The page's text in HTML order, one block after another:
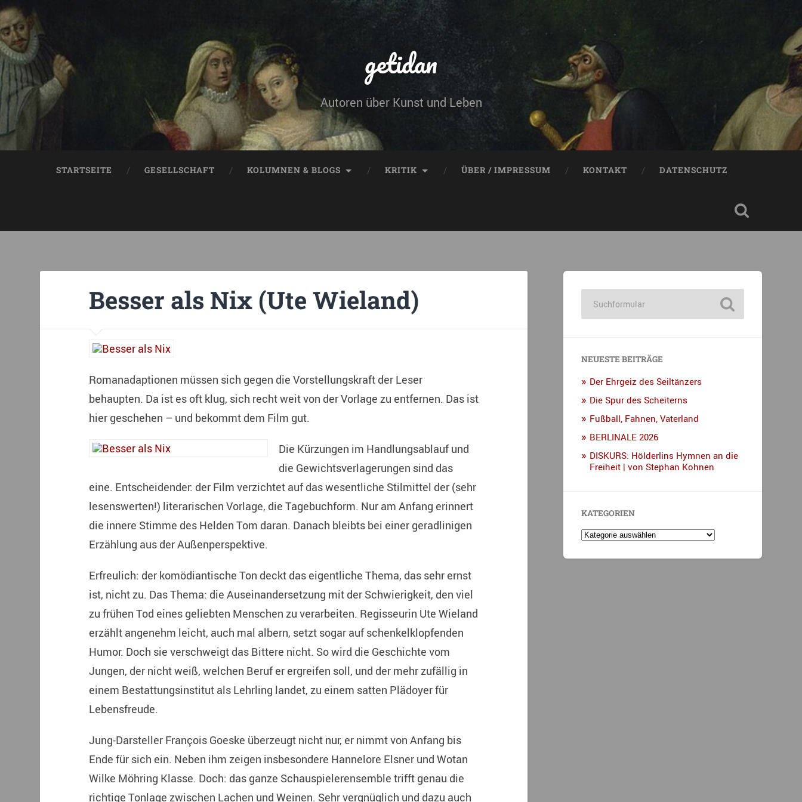
getidan
Autoren über Kunst und Leben
STARTSEITE GESELLSCHAFT KOLUMNEN & BLOGS KRITIK ÜBER / IMPRESSUM KONTAKT DATENSCHUTZ
Besser als Nix (Ute Wieland)
Romanadaptionen müssen sich gegen die Vorstellungskraft der Leser
behaupten. Da ist es oft klug, sich recht weit von der Vorlage zu entfernen. Das ist
hier geschehen – und bekommt dem Film gut.
Die Kürzungen im Handlungsablauf und
die Gewichtsverlagerungen sind das
eine. Entscheidender: der Film verzichtet auf das wesentliche Stilmittel der (sehr
lesenswerten!) literarischen Vorlage, die Tagebuchform. Nur am Anfang erinnert
die innere Stimme des Helden Tom daran. Danach bleibts bei einer geradlinigen
Erzählung aus der Außenperspektive.
Erfreulich: der komödiantische Ton deckt das eigentliche Thema, das sehr ernst
ist, nicht zu. Das Thema: die Auseinandersetzung mit der Schwierigkeit, den viel
zu frühen Tod eines geliebten Menschen zu verarbeiten. Regisseurin Ute Wieland
erzählt angenehm leicht, auch mal albern, setzt sogar auf schenkelklopfenden
Humor. Doch sie verschweigt das Bittere nicht. So wird die Geschichte vom
Jungen, der nicht weiß, welchen Beruf er ergreifen soll, und der mehr zufällig in
einem Bestattungsinstitut als Lehrling landet, zu einem satten Plädoyer für
Lebensfreude.
Jung-Darsteller François Goeske überzeugt nicht nur, er nimmt von Anfang bis
Ende für sich ein. Neben ihm zeigen insbesondere Hannelore Elsner und Wotan
Wilke Möhring Klasse. Doch: das ganze Schauspielerensemble trifft genau die
richtige Tonlage zwischen Lachen und Weinen. Sehr vergnüglich und dazu auch
NEUESTE BEITRÄGE
Der Ehrgeiz des Seiltänzers
Die Spur des Scheiterns
Fußball, Fahnen, Vaterland
BERLINALE 2026
DISKURS: Hölderlins Hymnen an die
Freiheit | von Stephan Kohnen
KATEGORIEN